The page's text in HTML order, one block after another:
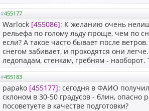
#455177
Warlock [455086]: К желанию очень
рельефа по голому льду проще, чем по
если? А такое часто бывает после
снегом забивает, и проходятся они
ледопадам, стенкам, гребням - наоборот.
#455183
papako [455177]: сегодня в ФАИО
склоном в 30-50 градусов - блин, опасно
посоветуете в качестве подготовки?